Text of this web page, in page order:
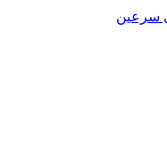
سرعین